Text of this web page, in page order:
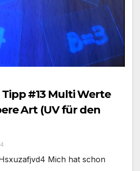
#13 Multi Werte
Art (UV für den
Mich hat schon